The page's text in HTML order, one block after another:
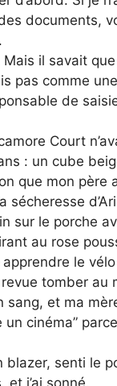
documents,
Mais il savait que
pas comme
de
Court
: un cube
que mon père
sécheresse
sur le porche
au rose
le
tomber au
sang, et ma
un cinéma”
blazer, senti le
et j’ai sonné.